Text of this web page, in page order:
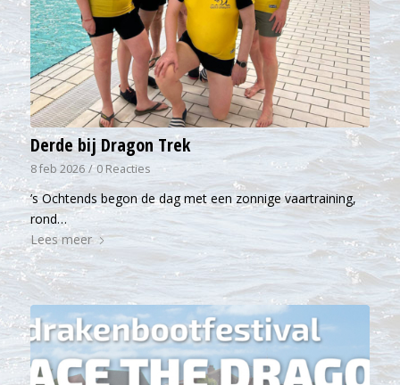
Derde bij Dragon Trek
8 feb 2026 / 0 Reacties
’s Ochtends begon de dag met een zonnige vaartraining,
rond…
Lees meer